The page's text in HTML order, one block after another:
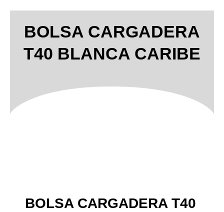
BOLSA CARGADERA
T40 BLANCA CARIBE
BOLSA CARGADERA T40